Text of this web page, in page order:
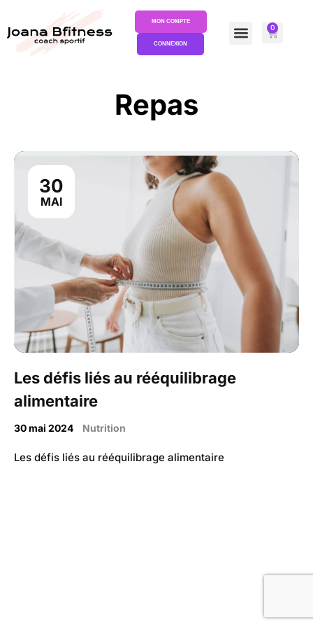
MON COMPTE
CONNEXION
0
Repas
30
MAI
Les défis liés au rééquilibrage
alimentaire
30 mai 2024 Nutrition
Les défis liés au rééquilibrage alimentaire